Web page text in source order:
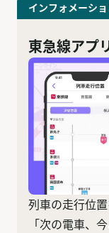
インフォメーショ
東急線アプ
列車の走行位置
「次の電車、